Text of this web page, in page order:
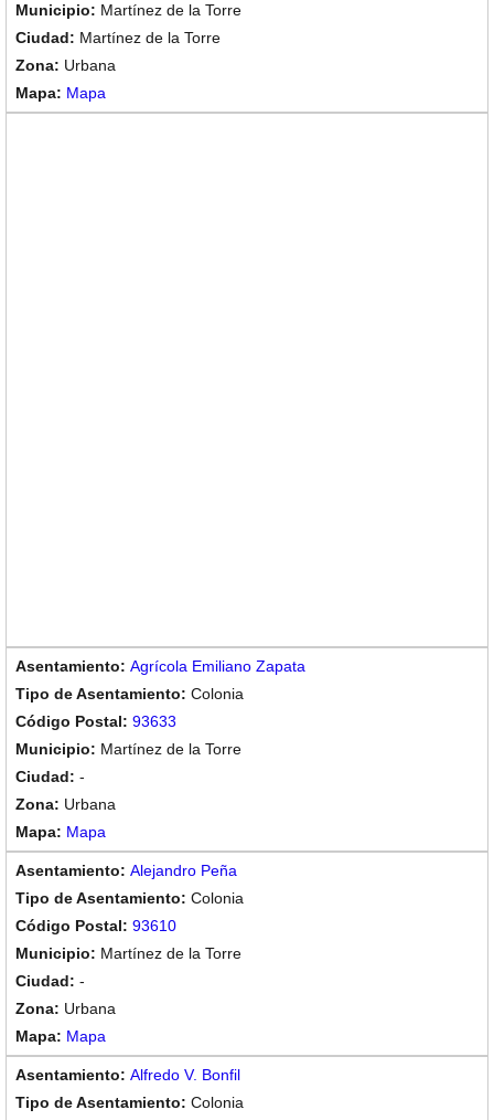
Martínez de la Torre
Martínez de la Torre
Urbana
Mapa
Agrícola Emiliano Zapata
Colonia
93633
Martínez de la Torre
-
Urbana
Mapa
Alejandro Peña
Colonia
93610
Martínez de la Torre
-
Urbana
Mapa
Alfredo V. Bonfil
Colonia